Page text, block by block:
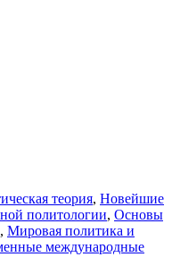
теория, Новейшие
политологии, Основы
, Мировая политика и
международные